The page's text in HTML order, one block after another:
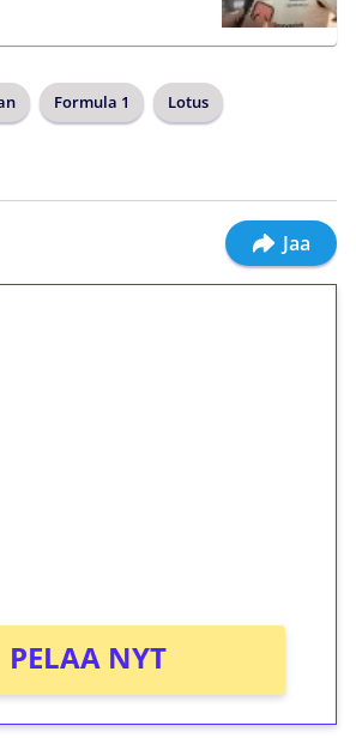
Formula 1 Lotus
Jaa
PELAA NYT